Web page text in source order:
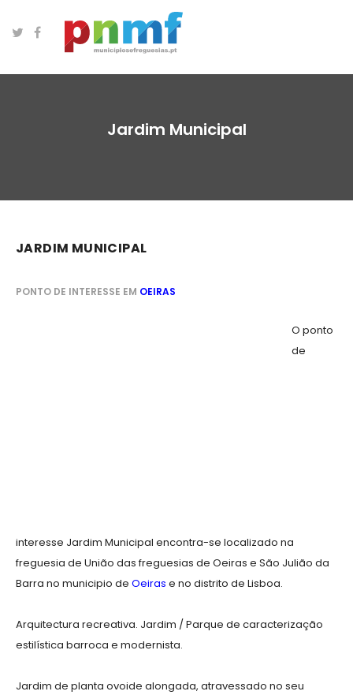
Jardim Municipal
JARDIM MUNICIPAL
PONTO DE INTERESSE EM OEIRAS
O ponto
de
interesse Jardim Municipal encontra-se localizado na
freguesia de União das freguesias de Oeiras e São Julião da
Barra no municipio de Oeiras e no distrito de Lisboa.
Arquitectura recreativa. Jardim / Parque de caracterização
estilística barroca e modernista.
Jardim de planta ovoide alongada, atravessado no seu